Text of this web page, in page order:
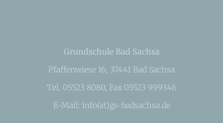
Grundschule Bad Sachsa
Pfaffenwiese 16, 37441 Bad Sachsa
Tel. 05523 8080, Fax 05523 999346
E-Mail: info(at)gs-badsachsa.de